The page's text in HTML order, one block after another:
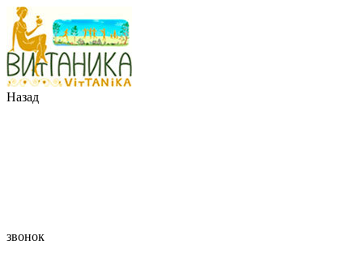
Назад
звонок